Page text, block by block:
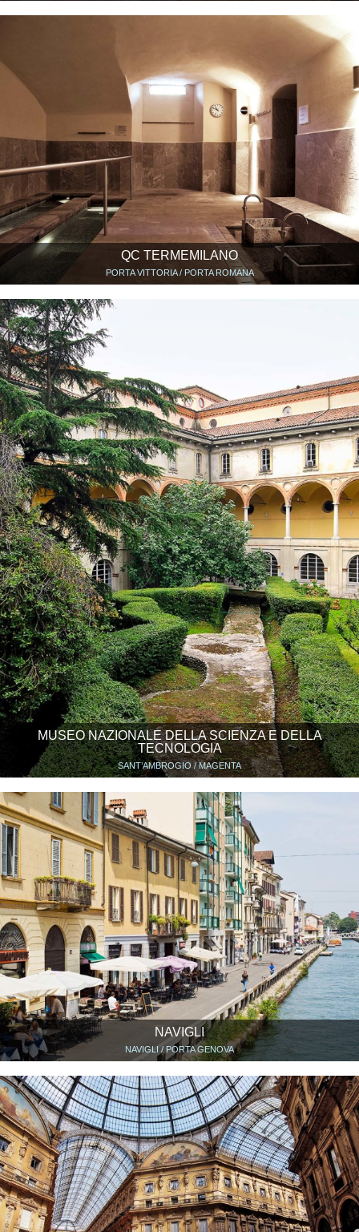
QC TERMEMILANO
PORTA VITTORIA / PORTA ROMANA
MUSEO NAZIONALE DELLA SCIENZA E DELLA
TECNOLOGIA
SANT’AMBROGIO / MAGENTA
NAVIGLI
NAVIGLI / PORTA GENOVA